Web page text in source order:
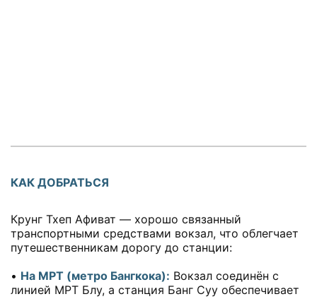
КАК ДОБРАТЬСЯ
Крунг Тхеп Афиват — хорошо связанный
транспортными средствами вокзал, что облегчает
путешественникам дорогу до станции:
• На МРТ (метро Бангкока): Вокзал соединён с
линией МРТ Блу, а станция Банг Суу обеспечивает